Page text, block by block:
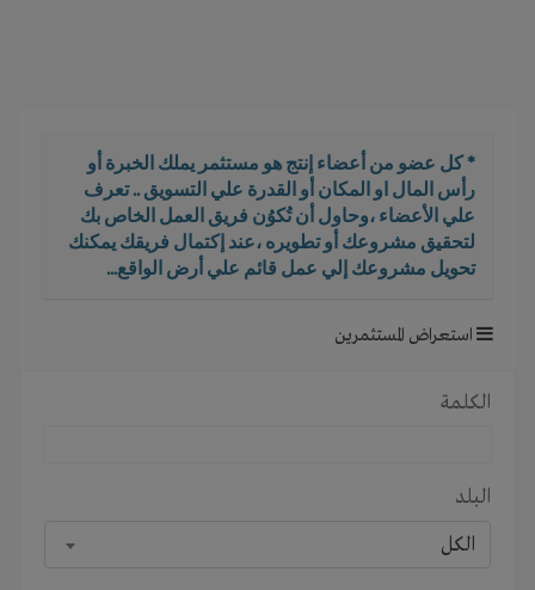
* كل عضو من أعضاء إنتج هو مستثمر يملك الخبرة أو
رأس المال او المكان أو القدرة علي التسويق .. تعرف
علي الأعضاء ،وحاول أن تُكوُن فريق العمل الخاص بك
لتحقيق مشروعك أو تطويره ،عند إكتمال فريقك يمكنك
تحويل مشروعك إلي عمل قائم علي أرض الواقع...
استعراض المستثمرين
الكلمة
البلد
الكل